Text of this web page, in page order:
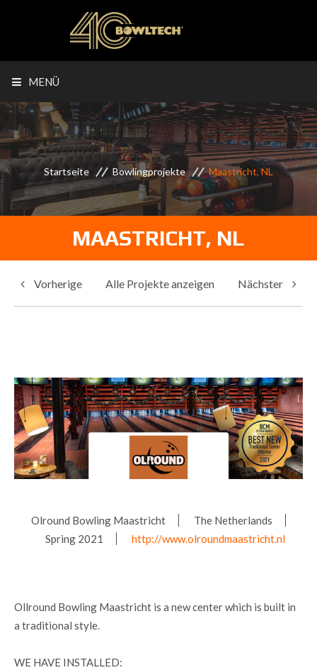
MENÜ
Startseite Bowlingprojekte Maastricht, NL
MAASTRICHT, NL
Vorherige Alle Projekte anzeigen Nächster
Olround Bowling Maastricht
The Netherlands
Spring 2021
http://www.olroundmaastricht.nl
Ollround Bowling Maastricht is a new center which is built in
a traditional style.
WE HAVE INSTALLED: